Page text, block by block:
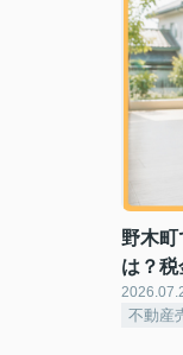
野木
は？
不動産